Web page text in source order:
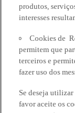
produtos,
interesses
Cookies de
permitem que
terceiros e
fazer uso dos
Se deseja
favor aceite os